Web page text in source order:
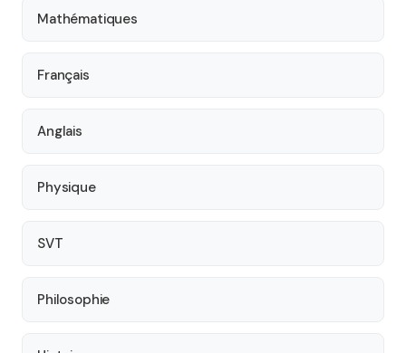
Mathématiques
Français
Anglais
Physique
SVT
Philosophie